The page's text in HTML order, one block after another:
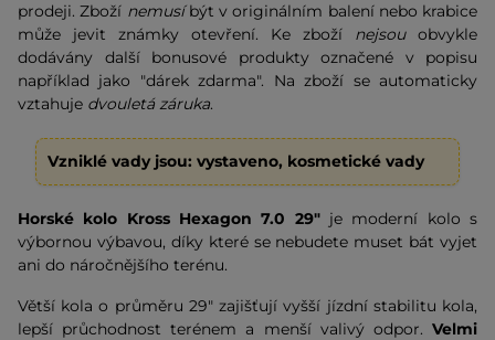
prodeji. Zboží nemusíbýt v originálním balení nebo krabice
může jevit známky otevření. Ke zboží nejsou obvykle
dodávány další bonusové produkty označené v popisu
například jako "dárek zdarma". Na zboží se automaticky
vztahuje dvouletá záruka.
Vzniklé vady jsou: vystaveno, kosmetické vady
Horské kolo Kross Hexagon 7.0 29"je moderní kolo s
výbornou výbavou, díky které se nebudete muset bát vyjet
ani do náročnějšího terénu.
Větší kola o průměru 29" zajišťují vyšší jízdní stabilitu kola,
lepší průchodnost terénem a menší valivý odpor. Velmi